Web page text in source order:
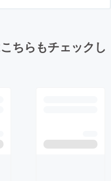
ちらもチェックし